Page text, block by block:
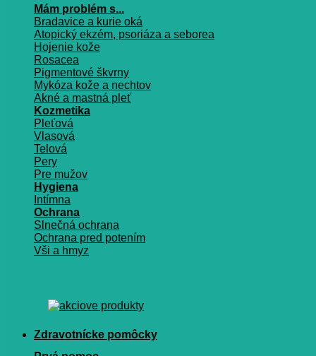
Mám problém s...
Bradavice a kurie oká
Atopický ekzém, psoriáza a seborea
Hojenie kože
Rosacea
Pigmentové škvrny
Mykóza kože a nechtov
Akné a mastná pleť
Kozmetika
Pleťová
Vlasová
Telová
Pery
Pre mužov
Hygiena
Intímna
Ochrana
Slnečná ochrana
Ochrana pred potením
Vši a hmyz
Zdravotnícke pomôcky